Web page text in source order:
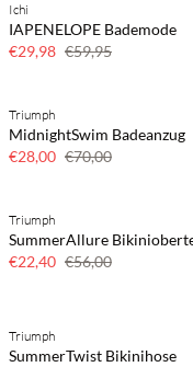
SAVE20
Ichi
IAPENELOPE Bademode
€29,98 €59,95
SAVE20
60 % Rabatt
Triumph
MidnightSwim Badeanzug
€28,00 €70,00
SAVE20
Triumph
SummerAllure
€22,40 €56,00
SAVE20
Triumph
SummerTwist Bikinihose